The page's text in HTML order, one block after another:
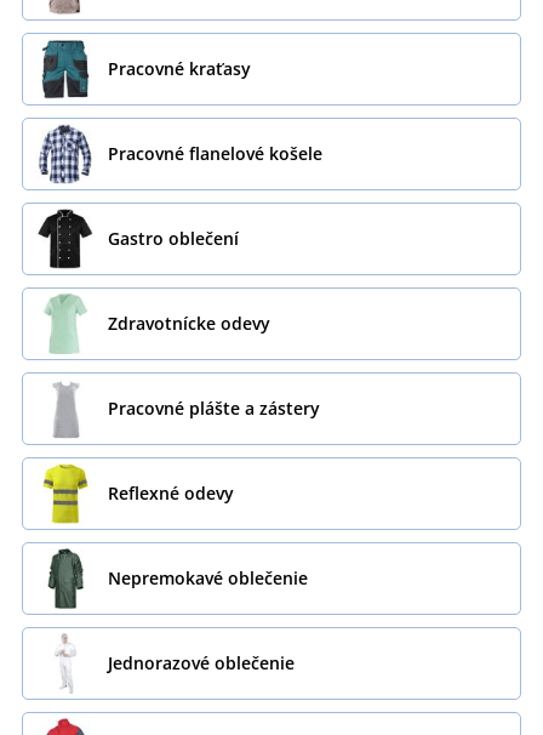
Pracovné kraťasy
Pracovné flanelové košele
Gastro oblečení
Zdravotnícke odevy
Pracovné plášte a zástery
Reflexné odevy
Nepremokavé oblečenie
Jednorazové oblečenie